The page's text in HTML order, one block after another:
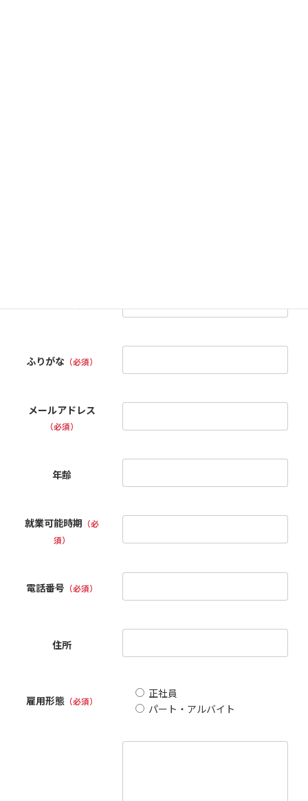
ふりがな（必須）
メールアドレス
（必須）
年齢
就業可能時期 （必
須）
電話番号 （必須）
住所
雇用形態（必須）
正社員
パート・アルバイト